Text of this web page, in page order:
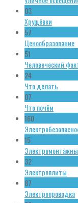
03
Хрущёвки
57
Ценообразование
51
Человеческий
24
Что делать
07
Что почём
160
15
32
Электроплиты
87
Электропроводка